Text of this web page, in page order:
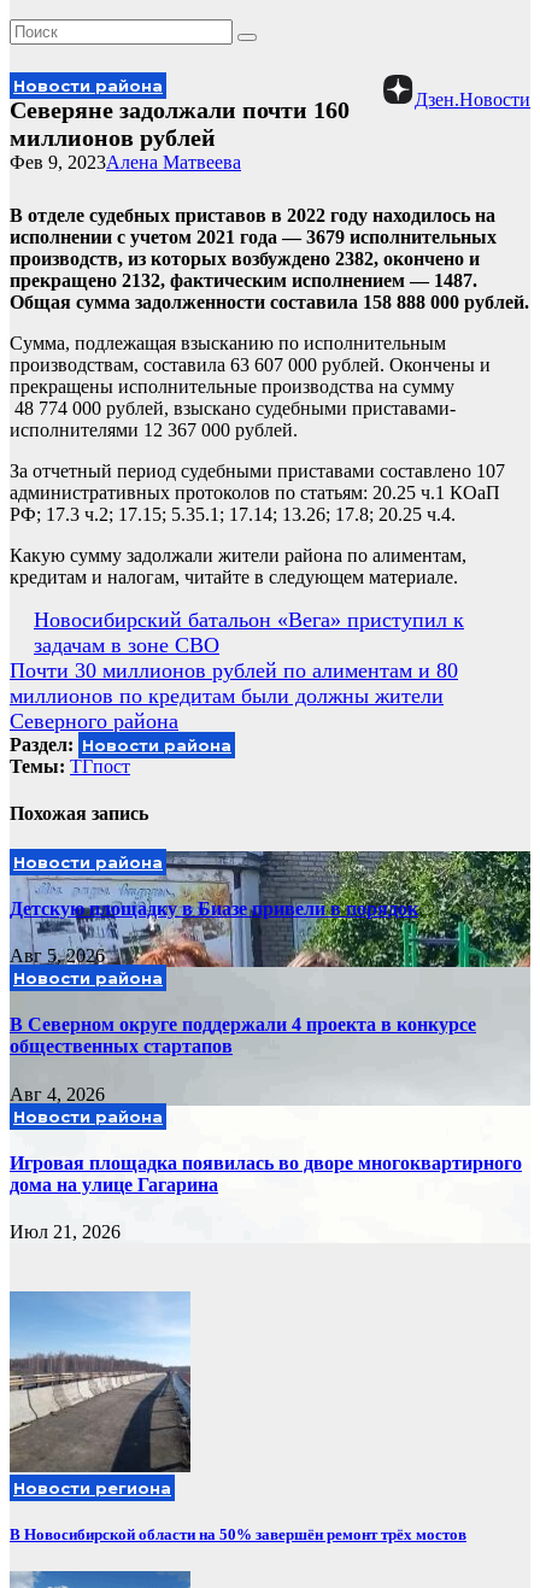
Дзен.Новости
Новости района
Северяне задолжали почти 160
миллионов рублей
Алена Матвеева
Фев 9, 2023
В отделе судебных приставов в 2022 году находилось на
исполнении с учетом 2021 года — 3679 исполнительных
производств, из которых возбуждено 2382, окончено и
прекращено 2132, фактическим исполнением — 1487.
Общая сумма задолженности составила 158 888 000 рублей.
Сумма, подлежащая взысканию по исполнительным
производствам, составила 63 607 000 рублей. Окончены и
прекращены исполнительные производства на сумму
48 774 000 рублей, взыскано судебными приставами-
исполнителями 12 367 000 рублей.
За отчетный период судебными приставами составлено 107
административных протоколов по статьям: 20.25 ч.1 КОаП
РФ; 17.3 ч.2; 17.15; 5.35.1; 17.14; 13.26; 17.8; 20.25 ч.4.
Какую сумму задолжали жители района по алиментам,
кредитам и налогам, читайте в следующем материале.
Навигация
по
записям
Новосибирский батальон «Вега» приступил к
задачам в зоне СВО
Почти 30 миллионов рублей по алиментам и 80
миллионов по кредитам были должны жители
Северного района
Раздел: Новости района
Темы: ТГпост
Похожая запись
Новости района
Детскую площадку в Биазе привели в порядок
Авг 5, 2026
Новости района
В Северном округе поддержали 4 проекта в конкурсе
общественных стартапов
Авг 4, 2026
Новости района
Игровая площадка появилась во дворе многоквартирного
дома на улице Гагарина
Июл 21, 2026
Новости региона
В Новосибирской области на 50% завершён ремонт трёх мостов